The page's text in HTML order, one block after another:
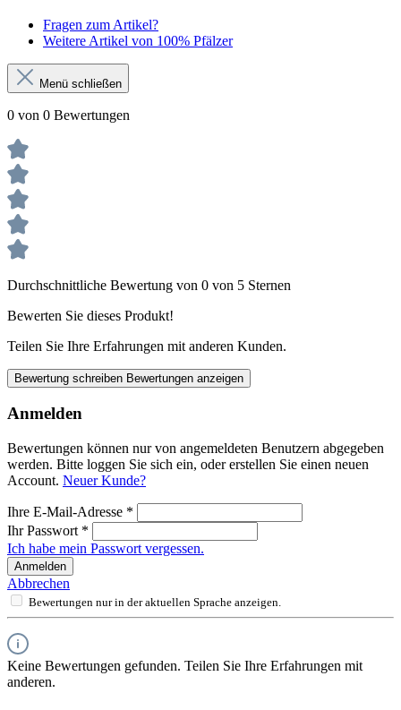
Fragen zum Artikel?
Weitere Artikel von 100% Pfälzer
Menü schließen
0 von 0 Bewertungen
Durchschnittliche Bewertung von 0 von 5 Sternen
Bewerten Sie dieses Produkt!
Teilen Sie Ihre Erfahrungen mit anderen Kunden.
Bewertung schreiben Bewertungen anzeigen
Anmelden
Bewertungen können nur von angemeldeten Benutzern abgegeben
werden. Bitte loggen Sie sich ein, oder erstellen Sie einen neuen
Account. Neuer Kunde?
Ihre E-Mail-Adresse *
Ihr Passwort *
Ich habe mein Passwort vergessen.
Anmelden
Abbrechen
Bewertungen nur in der aktuellen Sprache anzeigen.
Keine Bewertungen gefunden. Teilen Sie Ihre Erfahrungen mit
anderen.